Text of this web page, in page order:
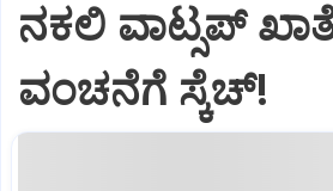
ನಕಲಿ ವಾಟ್ಸಪ್
ವಂಚನೆಗೆ ಸ್ಕೆಚ್!